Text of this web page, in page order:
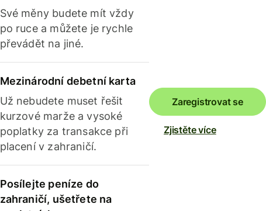
Své měny budete mít vždy
po ruce a můžete je rychle
převádět na jiné.
Mezinárodní debetní karta
Už nebudete muset řešit
kurzové marže a vysoké
poplatky za transakce při
placení v zahraničí.
Posílejte peníze do
zahraničí, ušetřete na
Zaregistrovat se
Zjistěte více